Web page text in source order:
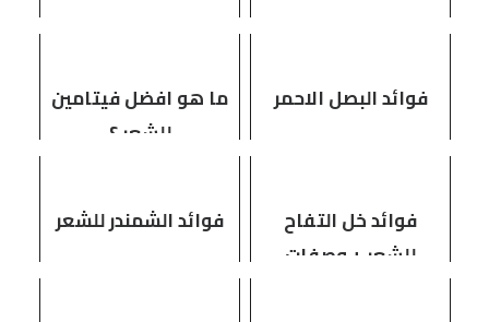
فوائد البصل الاحمر
ما هو افضل فيتامين
للشعر ؟
فوائد خل التفاح
للشعر + وصفات
فوائد الشمندر للشعر